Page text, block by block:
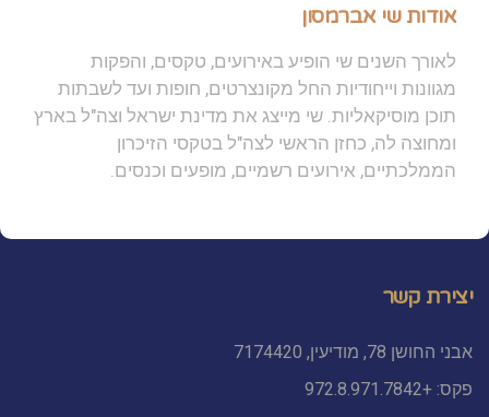
אודות שי אברמסון
לאורך השנים שי הופיע באירועים, טקסים, והפקות
מגוונות וייחודיות החל מקונצרטים, חופות ועד לשבתות
תוכן מוסיקאליות. שי מייצג את מדינת ישראל וצה"ל בארץ
ומחוצה לה, כחזן הראשי לצה"ל בטקסי הזיכרון
הממלכתיים, אירועים רשמיים, מופעים וכנסים.
יצירת קשר
אבני החושן 78, מודיעין, 7174420
פקס: +972.8.971.7842